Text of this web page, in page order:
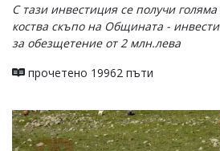
С тази инвестиция се получи
коства скъпо на Общината -
за обезщетение от 2 млн.лева
прочетено 19962 пъти